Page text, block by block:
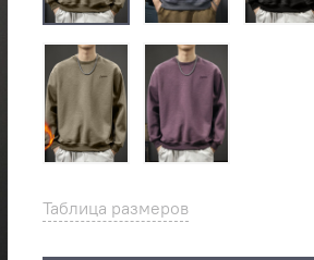
Таблица размеров